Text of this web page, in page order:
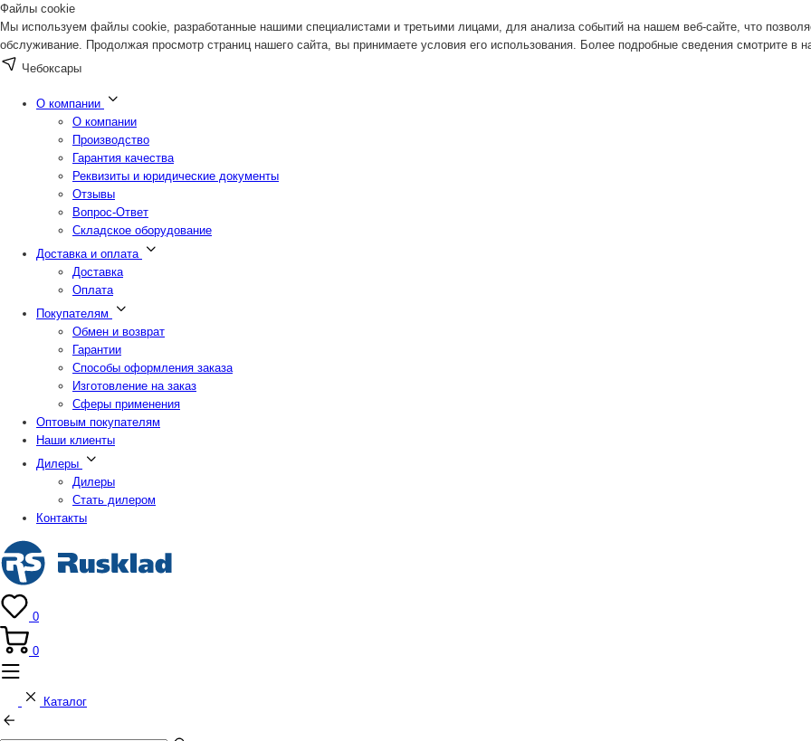
Файлы cookie
Мы используем файлы cookie, разработанные нашими специалистами и третьими лицами, для анализа событий на нашем веб-сайте, что
обслуживание. Продолжая просмотр страниц нашего сайта, вы принимаете условия его использования. Более подробные сведения смотрите в
Чебоксары
О компании
О компании
Производство
Гарантия качества
Реквизиты и юридические документы
Отзывы
Вопрос-Ответ
Складское оборудование
Доставка и оплата
Доставка
Оплата
Покупателям
Обмен и возврат
Гарантии
Способы оформления заказа
Изготовление на заказ
Сферы применения
Оптовым покупателям
Наши клиенты
Дилеры
Дилеры
Стать дилером
Контакты
0
0
Каталог